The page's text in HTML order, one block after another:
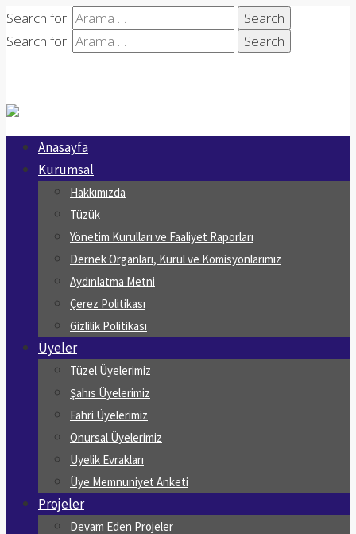
Search for:
Search for:
Anasayfa
Kurumsal
Hakkımızda
Tüzük
Yönetim Kurulları ve Faaliyet Raporları
Dernek Organları, Kurul ve Komisyonlarımız
Aydınlatma Metni
Çerez Politikası
Gizlilik Politikası
Üyeler
Tüzel Üyelerimiz
Şahıs Üyelerimiz
Fahri Üyelerimiz
Onursal Üyelerimiz
Üyelik Evrakları
Üye Memnuniyet Anketi
Projeler
Devam Eden Projeler